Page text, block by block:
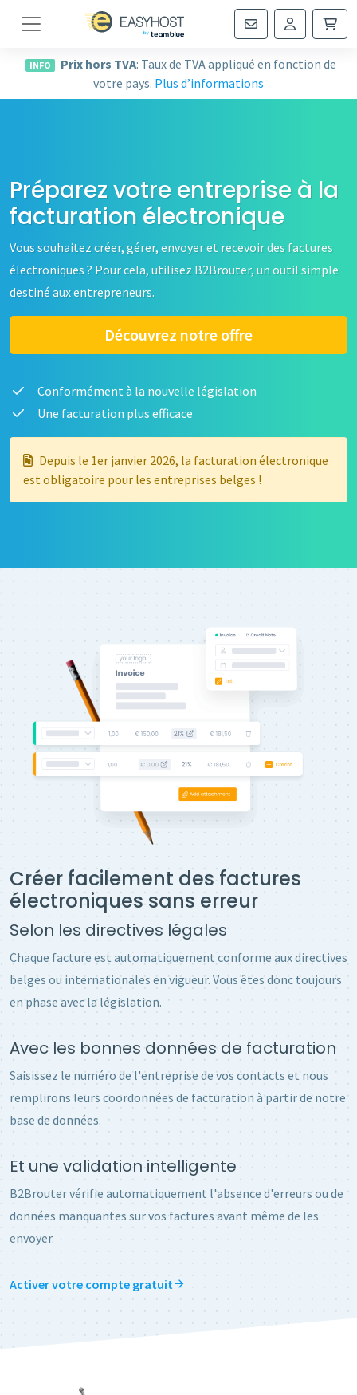
Navigation
INFO Prix hors TVA: Taux de TVA appliqué en fonction de
votre pays. Plus d’informations
Préparez votre entreprise à la
facturation électronique
Vous souhaitez créer, gérer, envoyer et recevoir des factures
électroniques ? Pour cela, utilisez B2Brouter, un outil simple
destiné aux entrepreneurs.
Découvrez notre offre
Conformément à la nouvelle législation
Une facturation plus efficace
Depuis le 1er janvier 2026, la facturation électronique
est obligatoire pour les entreprises belges !
Créer facilement des factures
électroniques sans erreur
Selon les directives légales
Chaque facture est automatiquement conforme aux directives
belges ou internationales en vigueur. Vous êtes donc toujours
en phase avec la législation.
Avec les bonnes données de facturation
Saisissez le numéro de l'entreprise de vos contacts et nous
remplirons leurs coordonnées de facturation à partir de notre
base de données.
Et une validation intelligente
B2Brouter vérifie automatiquement l'absence d'erreurs ou de
données manquantes sur vos factures avant même de les
envoyer.
Activer votre compte gratuit